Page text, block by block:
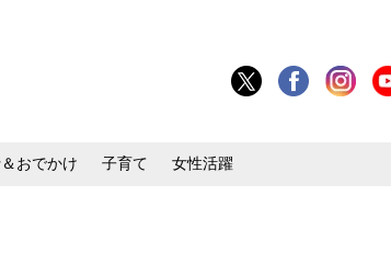
おでかけ 子育て 女性活躍